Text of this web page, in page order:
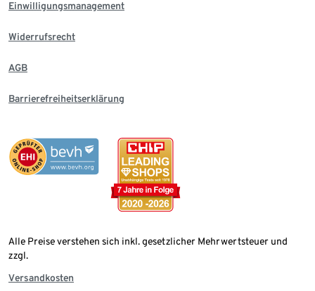
Einwilligungsmanagement
Widerrufsrecht
AGB
Barrierefreiheitserklärung
Alle Preise verstehen sich inkl. gesetzlicher Mehrwertsteuer und
zzgl.
Versandkosten